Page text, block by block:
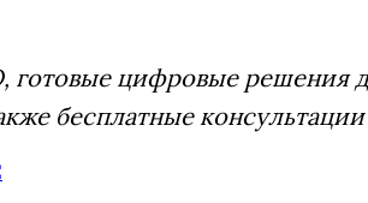
готовые цифровые решения
бесплатные